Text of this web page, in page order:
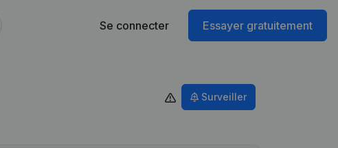
Se connecter Essayer gratuitement
Surveiller